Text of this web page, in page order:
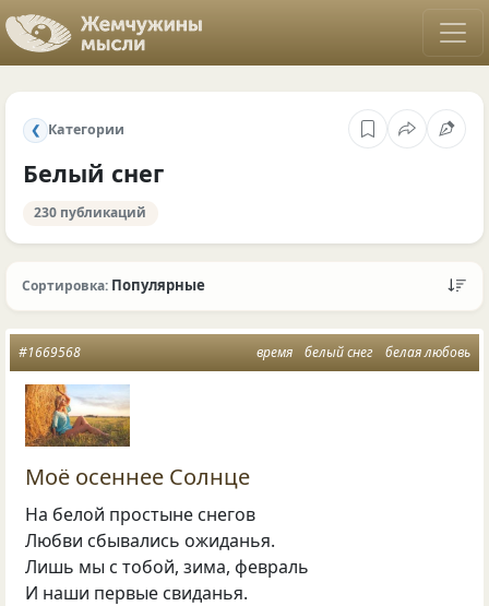
❮ Категории
Белый снег
230 публикаций
Сортировка: Популярные
время белый снег белая любовь
#1669568
Моё осеннее Солнце
На белой простыне снегов
Любви сбывались ожиданья.
Лишь мы с тобой, зима, февраль
И наши первые свиданья.